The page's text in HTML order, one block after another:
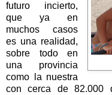
futuro incierto,
que ya en
muchos casos
es una realidad,
sobre todo en
una provincia
como la nuestra
con cerca de 82.000